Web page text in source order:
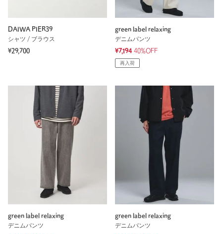
DAIWA PIER39
シャツ / ブラウス
¥29,700
green label relaxing
デニムパンツ
¥7,194 40%OFF
再入荷
green label relaxing
デニムパンツ
green label relaxing
デニムパンツ